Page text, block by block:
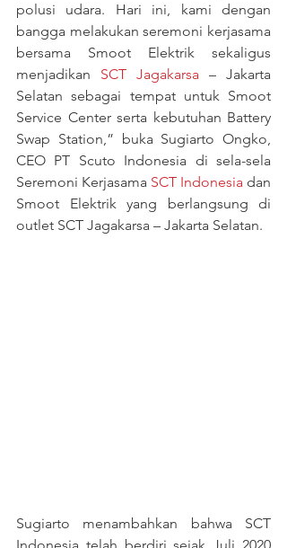
polusi udara. Hari ini, kami dengan
bangga melakukan seremoni kerjasama
bersama Smoot Elektrik sekaligus
menjadikan SCT Jagakarsa – Jakarta
Selatan sebagai tempat untuk Smoot
Service Center serta kebutuhan Battery
Swap Station,” buka Sugiarto Ongko,
CEO PT Scuto Indonesia di sela-sela
Seremoni Kerjasama SCT Indonesia dan
Smoot Elektrik yang berlangsung di
outlet SCT Jagakarsa – Jakarta Selatan.
Sugiarto menambahkan bahwa SCT